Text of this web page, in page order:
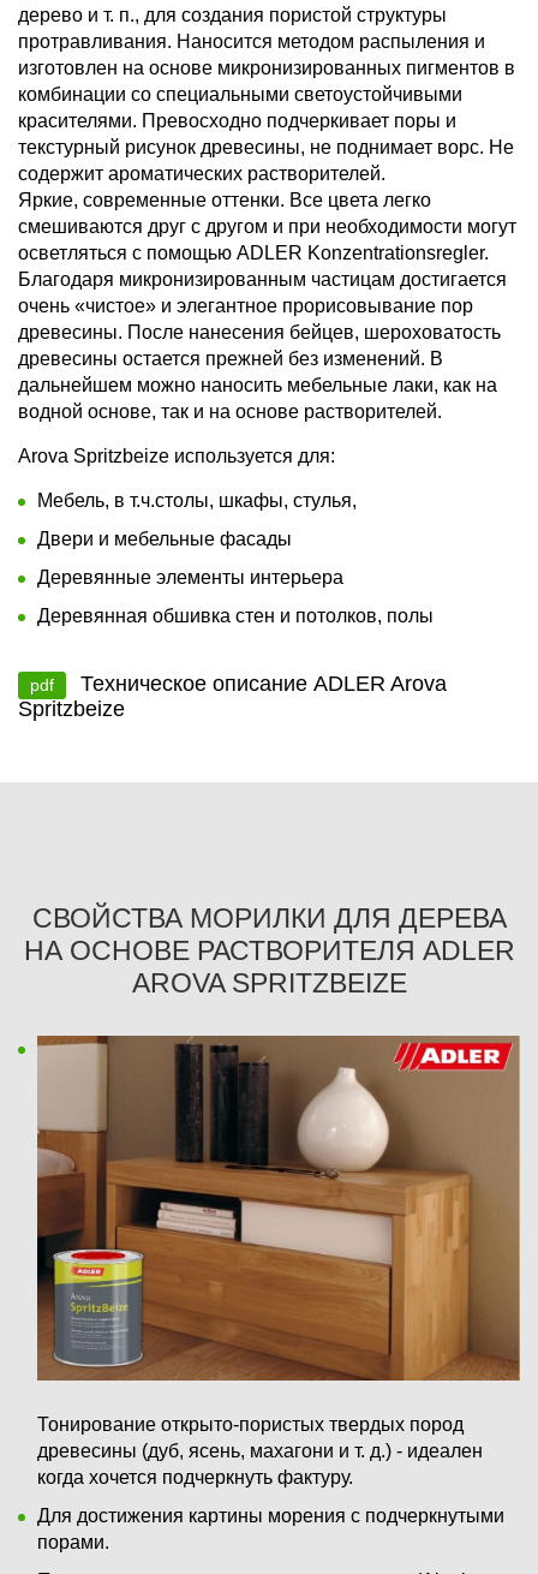
дерево и т. п., для создания пористой структуры
протравливания. Наносится методом распыления и
изготовлен на основе микронизированных пигментов в
комбинации со специальными светоустойчивыми
красителями. Превосходно подчеркивает поры и
текстурный рисунок древесины, не поднимает ворс. Не
содержит ароматических растворителей.
Яркие, современные оттенки. Все цвета легко
смешиваются друг с другом и при необходимости могут
осветляться с помощью ADLER Konzentrationsregler.
Благодаря микронизированным частицам достигается
очень «чистое» и элегантное прорисовывание пор
древесины. После нанесения бейцев, шероховатость
древесины остается прежней без изменений. В
дальнейшем можно наносить мебельные лаки, как на
водной основе, так и на основе растворителей.
Arova Spritzbeize используется для:
Мебель, в т.ч.столы, шкафы, стулья,
Двери и мебельные фасады
Деревянные элементы интерьера
Деревянная обшивка стен и потолков, полы
pdf
Техническое описание ADLER Arova
Spritzbeize
СВОЙСТВА МОРИЛКИ ДЛЯ ДЕРЕВА
НА ОСНОВЕ РАСТВОРИТЕЛЯ ADLER
AROVA SPRITZBEIZE
Тонирование открыто-пористых твердых пород
древесины (дуб, ясень, махагони и т. д.) - идеален
когда хочется подчеркнуть фактуру.
Для достижения картины морения с подчеркнутыми
порами.